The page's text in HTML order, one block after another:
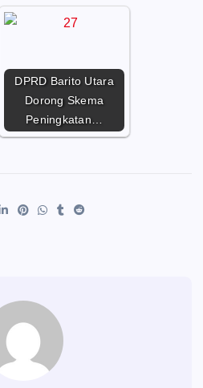
DPRD Barito Utara
Dorong Skema
Peningkatan…